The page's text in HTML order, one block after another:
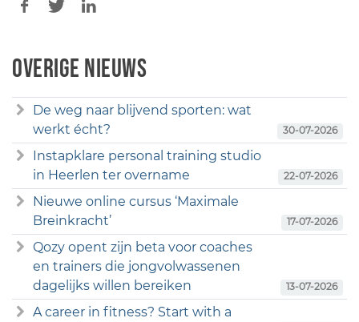
Overige nieuws
De weg naar blijvend sporten: wat
werkt écht?
30-07-2026
Instapklare personal training studio
in Heerlen ter overname
22-07-2026
Nieuwe online cursus ‘Maximale
Breinkracht’
17-07-2026
Qozy opent zijn beta voor coaches
en trainers die jongvolwassenen
dagelijks willen bereiken
13-07-2026
A career in fitness? Start with a